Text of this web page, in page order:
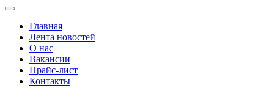
Главная
Лента новостей
О нас
Вакансии
Прайс-лист
Контакты